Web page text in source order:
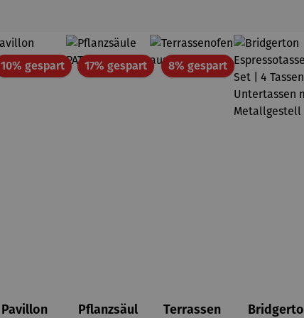
10% gespartRabatt
Pavillon
17% gespartRabatt
Pflanzsäul
8% gespartRabatt
Terrassen
Bridgerto